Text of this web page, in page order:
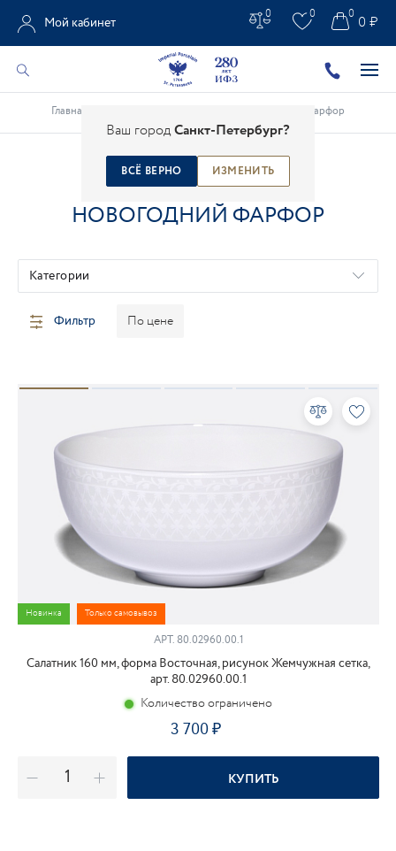
Ваш городСанкт-Петербург?
ВСЁ ВЕРНО ИЗМЕНИТЬ
Мой кабинет
0 0 0 ₽
0
Главная Рождественский и новогодний фарфор
РОЖДЕСТВЕНСКИЙ И
НОВОГОДНИЙ ФАРФОР
Категории
Фильтр По цене
Новинка Только самовывоз
АРТ.80.02960.00.1
Салатник 160 мм, форма Восточная, рисунок Жемчужная сетка,
арт. 80.02960.00.1
Количество ограничено
3 700
КУПИТЬ